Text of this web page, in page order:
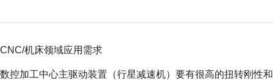
CNC/机床领域应用需求
数控加工中心主驱动装置（行星减速机）要有很高的扭转刚性